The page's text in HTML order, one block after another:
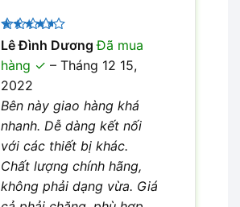
Được
xếp hạng
45 sao
Lê Đình DươngĐã mua
hàng
– Tháng 12 15,
2022
Bên này giao hàng khá
nhanh. Dễ dàng kết nối
với các thiết bị khác.
Chất lượng chính hãng,
không phải dạng vừa. Giá